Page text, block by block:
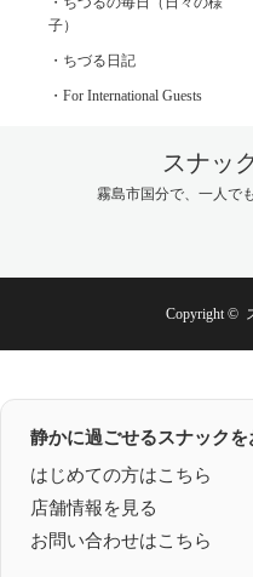
子）
・ちづる日記
・For International Guests
スナッ
霧島市国分で、一人で
Copyright ©
静かに過ごせるスナック
はじめての方はこちら
店舗情報を見る
お問い合わせはこちら